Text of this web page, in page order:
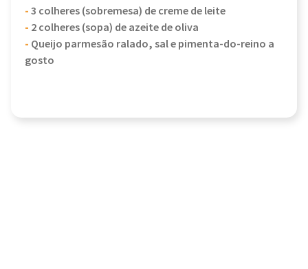
-3 colheres (sobremesa) de creme de leite
- 2 colheres (sopa) de azeite de oliva
- Queijo parmesão ralado, sal e pimenta-do-reino a
gosto